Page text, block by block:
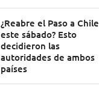
¿Reabre el Paso a Chile
este sábado? Esto
decidieron las
autoridades de ambos
países